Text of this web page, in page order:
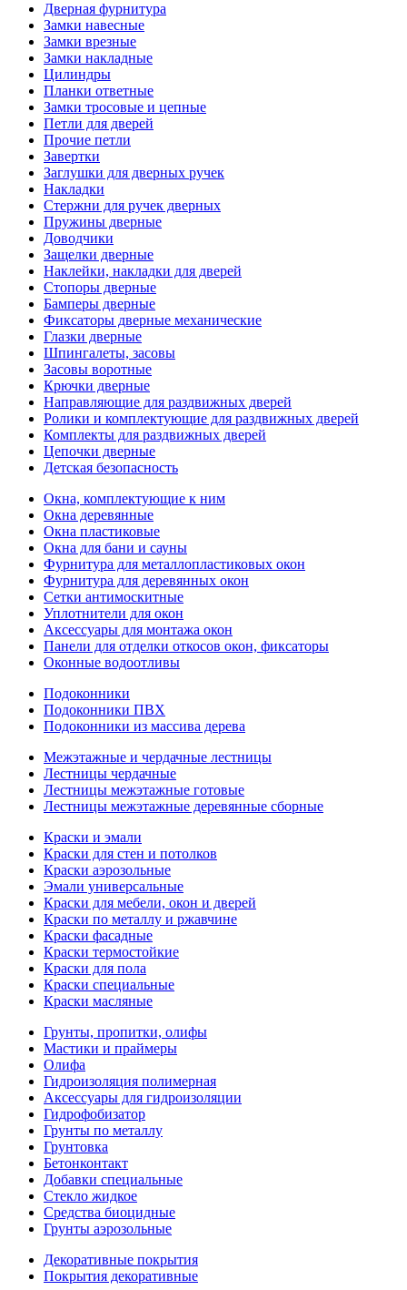
Дверная фурнитура
Замки навесные
Замки врезные
Замки накладные
Цилиндры
Планки ответные
Замки тросовые и цепные
Петли для дверей
Прочие петли
Завертки
Заглушки для дверных ручек
Накладки
Стержни для ручек дверных
Пружины дверные
Доводчики
Защелки дверные
Наклейки, накладки для дверей
Стопоры дверные
Бамперы дверные
Фиксаторы дверные механические
Глазки дверные
Шпингалеты, засовы
Засовы воротные
Крючки дверные
Направляющие для раздвижных дверей
Ролики и комплектующие для раздвижных дверей
Комплекты для раздвижных дверей
Цепочки дверные
Детская безопасность
Окна, комплектующие к ним
Окна деревянные
Окна пластиковые
Окна для бани и сауны
Фурнитура для металлопластиковых окон
Фурнитура для деревянных окон
Сетки антимоскитные
Уплотнители для окон
Аксессуары для монтажа окон
Панели для отделки откосов окон, фиксаторы
Оконные водоотливы
Подоконники
Подоконники ПВХ
Подоконники из массива дерева
Межэтажные и чердачные лестницы
Лестницы чердачные
Лестницы межэтажные готовые
Лестницы межэтажные деревянные сборные
Краски и эмали
Краски для стен и потолков
Краски аэрозольные
Эмали универсальные
Краски для мебели, окон и дверей
Краски по металлу и ржавчине
Краски фасадные
Краски термостойкие
Краски для пола
Краски специальные
Краски масляные
Грунты, пропитки, олифы
Мастики и праймеры
Олифа
Гидроизоляция полимерная
Аксессуары для гидроизоляции
Гидрофобизатор
Грунты по металлу
Грунтовка
Бетонконтакт
Добавки специальные
Стекло жидкое
Средства биоцидные
Грунты аэрозольные
Декоративные покрытия
Покрытия декоративные